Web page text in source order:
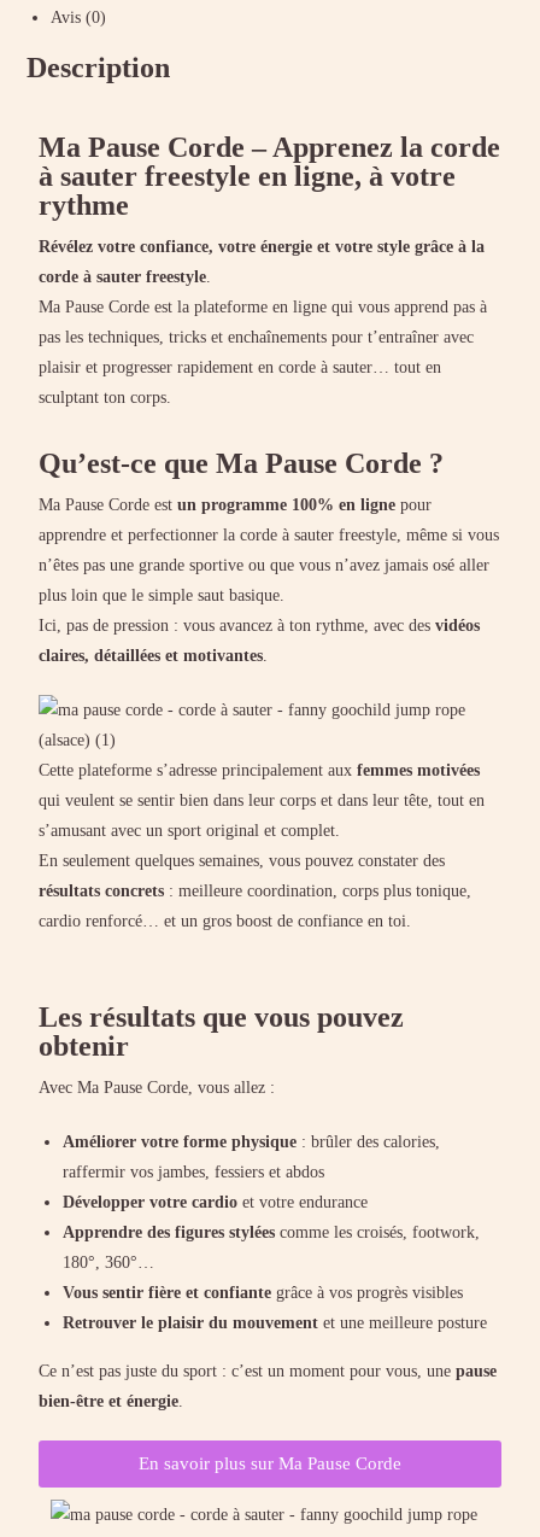
Avis (0)
Description
Ma Pause Corde – Apprenez la corde
à sauter freestyle en ligne, à votre
rythme
Révélez votre confiance, votre énergie et votre style grâce à la
corde à sauter freestyle
Ma Pause Corde est la plateforme en ligne qui vous apprend pas à
pas les techniques, tricks et enchaînements pour t’entraîner avec
plaisir et progresser rapidement en corde à sauter… tout en
sculptant ton corps.
Qu’est-ce que Ma Pause Corde ?
Ma Pause Corde estun programme 100% en ligne pour
apprendre et perfectionner la corde à sauter freestyle, même si vous
n’êtes pas une grande sportive ou que vous n’avez jamais osé aller
plus loin que le simple saut basique.
Ici, pas de pression : vous avancez à ton rythme, avec desvidéos
claires, détaillées et motivantes
Cette plateforme s’adresse principalement auxfemmes motivées
qui veulent se sentir bien dans leur corps et dans leur tête, tout en
s’amusant avec un sport original et complet.
En seulement quelques semaines, vous pouvez constater des
résultats concrets : meilleure coordination, corps plus tonique,
cardio renforcé… et un gros boost de confiance en toi.
Les résultats que vous pouvez
obtenir
Avec Ma Pause Corde, vous allez :
Améliorer votre forme physique : brûler des calories,
raffermir vos jambes, fessiers et abdos
Développer votre cardio et votre endurance
Apprendre des figures stylées comme les croisés, footwork,
180°, 360°…
Vous sentir fière et confiante grâce à vos progrès visibles
Retrouver le plaisir du mouvement et une meilleure posture
Ce n’est pas juste du sport : c’est un moment pour vous, unepause
bien-être et énergie
En savoir plus sur Ma Pause Corde